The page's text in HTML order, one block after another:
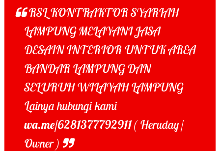
RSL KONTRAKTOR SYARIAH
LAMPUNG MELAYANI JASA
DESAIN INTERIOR UNTUK AREA
BANDAR LAMPUNG DAN
SELURUH WILAYAH LAMPUNG
Lainya hubungi kami
wa.me/6281377792911( Heruday /
Owner )